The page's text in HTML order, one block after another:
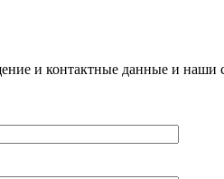
и контактные данные и наши